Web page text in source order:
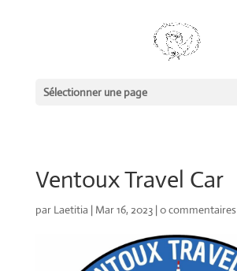
Sélectionner une page
Ventoux Travel Car
par Laetitia | Mar 16, 2023|0 commentaires